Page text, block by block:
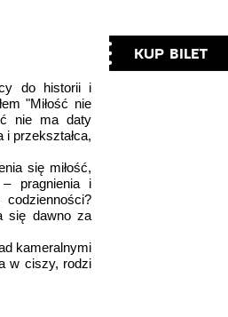
do historii i
"Miłość nie
nie ma daty
przekształca,
się miłość,
pragnienia i
się dawno za
kameralnymi
w ciszy, rodzi
KUP BILET